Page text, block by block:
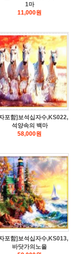
1마
11,000원
포함]보석십자수,KS022,
석양속의 백마
58,000원
포함]보석십자수,KS013,
바닷가의노을